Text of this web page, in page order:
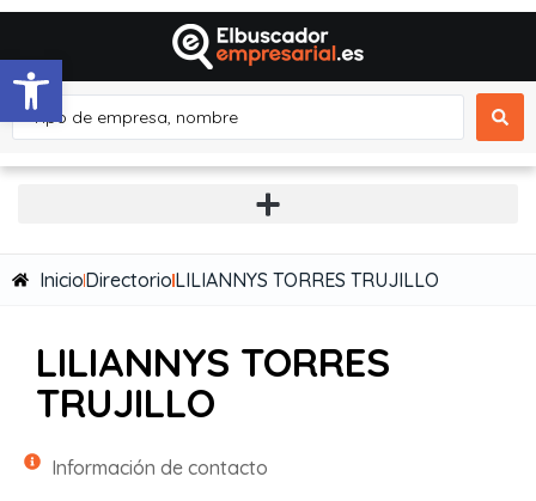
Abrir barra de herramientas
InicioDirectorioLILIANNYS TORRES TRUJILLO
LILIANNYS TORRES
TRUJILLO
Información de contacto